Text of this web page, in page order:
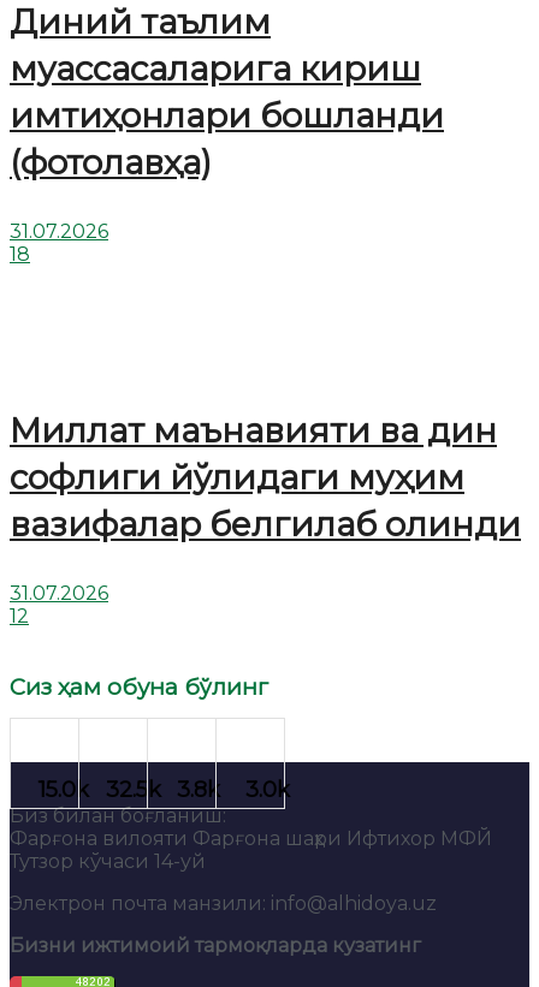
Диний таълим
муассасаларига кириш
имтиҳонлари бошланди
(фотолавҳа)
31.07.2026
18
Миллат маънавияти ва дин
софлиги йўлидаги муҳим
вазифалар белгилаб олинди
31.07.2026
12
Сиз ҳам обуна бўлинг
Биз билан боғланиш:
Фарғона вилояти Фарғона шаҳри Ифтихор МФЙ
Тутзор кўчаси 14-уй
Электрон почта манзили: info@alhidoya.uz
Бизни ижтимоий тармоқларда кузатинг